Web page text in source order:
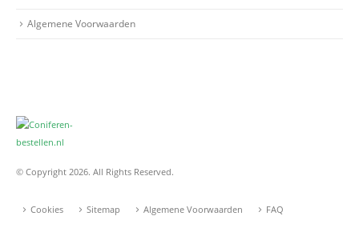
Algemene Voorwaarden
© Copyright 2026. All Rights Reserved.
Cookies Sitemap Algemene Voorwaarden FAQ